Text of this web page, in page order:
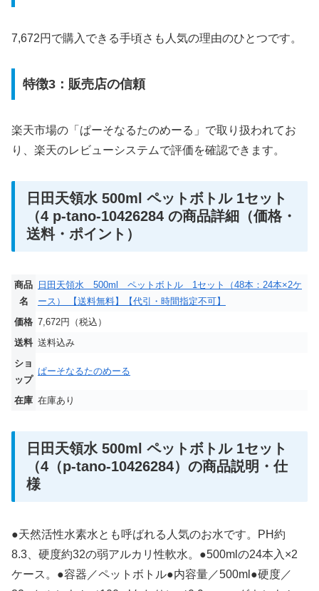
7,672円で購入できる手頃さも人気の理由のひとつです。
特徴3：販売店の信頼
楽天市場の「ぱーそなるたのめーる」で取り扱われてお
り、楽天のレビューシステムで評価を確認できます。
日田天領水 500ml ペットボトル 1セット
（4 p-tano-10426284 の商品詳細（価格・
送料・ポイント）
商品
名
日田天領水 500ml ペットボトル 1セット（48本：24本×2ケ
ース） 【送料無料】【代引・時間指定不可】
価格 7,672円（税込）
送料 送料込み
ショ
ップ
ぱーそなるたのめーる
在庫 在庫あり
日田天領水 500ml ペットボトル 1セット
（4（p-tano-10426284）の商品説明・仕
様
●天然活性水素水とも呼ばれる人気のお水です。PH約
8.3、硬度約32の弱アルカリ性軟水。●500mlの24本入×2
ケース。●容器／ペットボトル●内容量／500ml●硬度／